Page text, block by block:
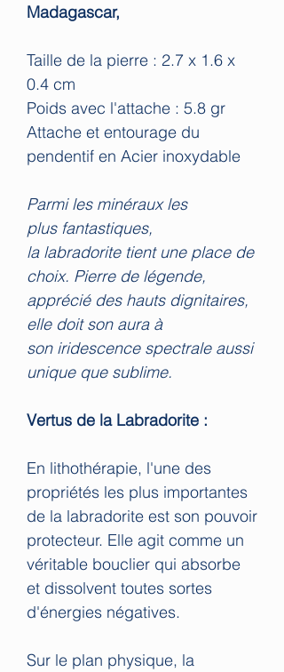
Madagascar,
Taille de la pierre : 2.7 x 1.6 x
0.4 cm
Poids avec l'attache : 5.8 gr
Attache et entourage du
pendentif en Acier inoxydable
Parmi les minéraux les
plus fantastiques,
la labradorite tient une place de
choix. Pierre de légende,
apprécié des hauts dignitaires,
elle doit son aura à
son iridescence spectrale aussi
unique que sublime.
Vertus de la Labradorite :
En lithothérapie, l'une des
propriétés les plus importantes
de la labradorite est son pouvoir
protecteur. Elle agit comme un
véritable bouclier qui absorbe
et dissolvent toutes sortes
d'énergies négatives.
Sur le plan physique, la